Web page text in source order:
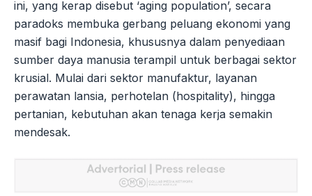
ini, yang kerap disebut ‘aging population’, secara
paradoks membuka gerbang peluang ekonomi yang
masif bagi Indonesia, khususnya dalam penyediaan
sumber daya manusia terampil untuk berbagai sektor
krusial. Mulai dari sektor manufaktur, layanan
perawatan lansia, perhotelan (hospitality), hingga
pertanian, kebutuhan akan tenaga kerja semakin
mendesak.